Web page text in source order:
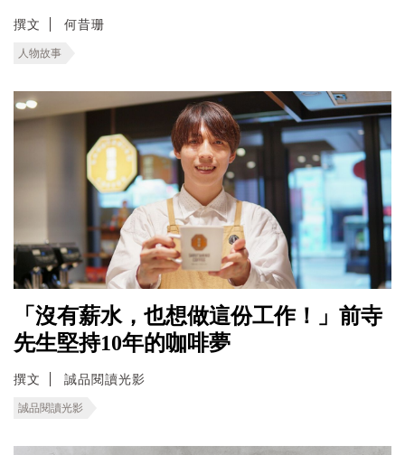
撰文 何昔珊
人物故事
「沒有薪水，也想做這份工作！」前寺
先生堅持10年的咖啡夢
撰文 誠品閱讀光影
誠品閱讀光影